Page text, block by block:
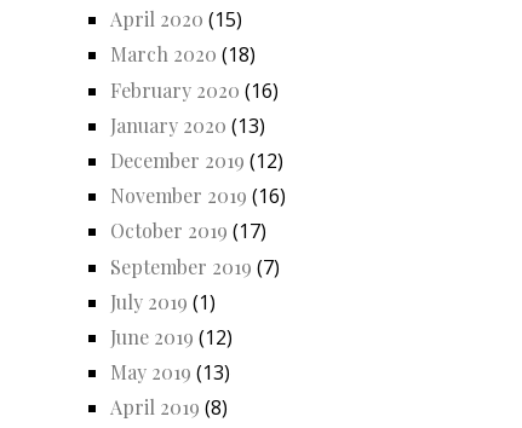
April 2020 (15)
March 2020 (18)
February 2020 (16)
January 2020 (13)
December 2019 (12)
November 2019 (16)
October 2019 (17)
September 2019 (7)
July 2019 (1)
June 2019 (12)
May 2019 (13)
April 2019 (8)